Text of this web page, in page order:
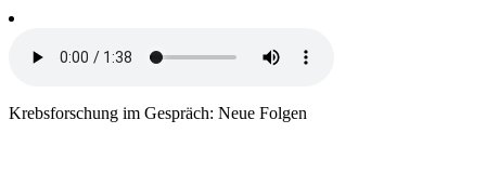
Krebsforschung im Gespräch: Neue Folgen